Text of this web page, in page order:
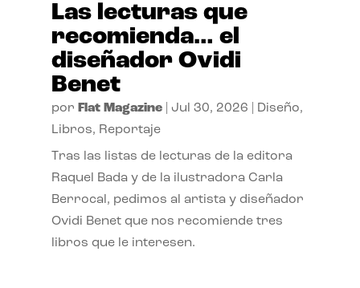
Las lecturas que
recomienda… el
diseñador Ovidi
Benet
por Flat Magazine| Jul 30, 2026 Diseño,
Libros, Reportaje
Tras las listas de lecturas de la editora
Raquel Bada y de la ilustradora Carla
Berrocal, pedimos al artista y diseñador
Ovidi Benet que nos recomiende tres
libros que le interesen.